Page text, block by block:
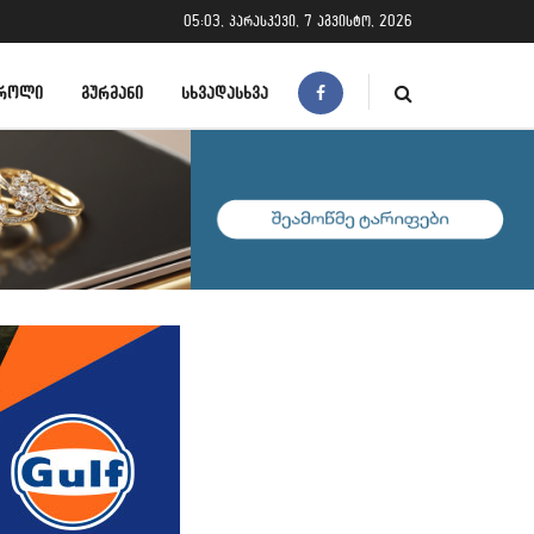
05:03, პარასკევი, 7 აგვისტო, 2026
ᲒᲣᲠᲛᲐᲜᲘ ᲡᲮᲕᲐᲓᲐᲡᲮᲕᲐ